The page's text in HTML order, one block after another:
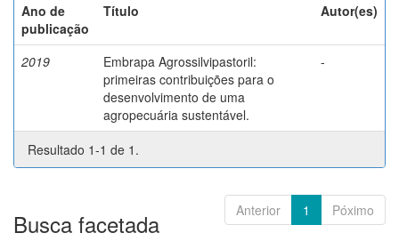
Ano de
publicação
Título Autor(es)
2019
Embrapa Agrossilvipastoril:
primeiras contribuições para o
desenvolvimento de uma
agropecuária sustentável.
-
Resultado 1-1 de 1.
Anterior 1 Póximo
Busca facetada